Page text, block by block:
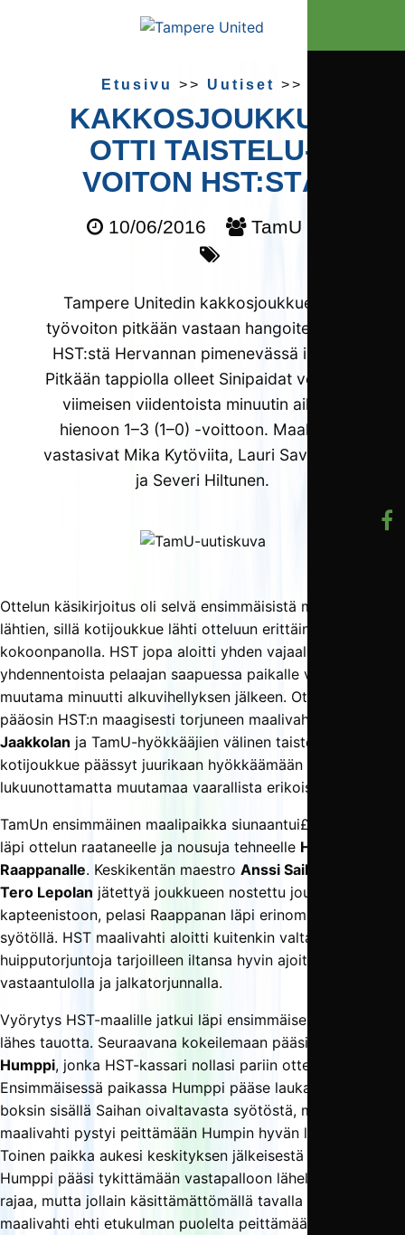
Etusivu >> Uutiset >>
KAKKOSJOUKKUE
OTTI TAISTELU­
VOITON HST:STÄ
10/06/2016 TamU 2
Tampere Unitedin kakkosjoukkue otti
työvoiton pitkään vastaan hangoitelleesta
HST:stä Hervannan pimenevässä illassa.
Pitkään tappiolla olleet Sinipaidat venyivät
viimeisen viidentoista minuutin aikana
hienoon 1–3 (1–0) -voittoon. Maaleista
vastasivat Mika Kytöviita, Lauri Savolainen
ja Severi Hiltunen.
Ottelun käsikirjoitus oli selvä ensimmäisistä minuuteista
lähtien, sillä kotijoukkue lähti otteluun erittäin kapealla
kokoonpanolla. HST jopa aloitti yhden vajaalla
yhdennentoista pelaajan saapuessa paikalle vasta
muutama minuutti alkuvihellyksen jälkeen. Ottelusta tuli
pääosin HST:n maagisesti torjuneen maalivahti
Jaakkolan ja TamU-hyökkääjien välinen taistelu, eikä
kotijoukkue päässyt juurikaan hyökkäämään
lukuunottamatta muutamaa vaarallista erikoistilannetta.
TamUn ensimmäinen maalipaikka siunaantui£ loistavasti
läpi ottelun raataneelle ja nousuja tehneelle Heikki
Raappanalle. Keskikentän maestro Anssi Saiha
Tero Lepolan jätettyä joukkueen nostettu joukkueen
kapteenistoon, pelasi Raappanan läpi erinomaisella
syötöllä. HST maalivahti aloitti kuitenkin valtavan määrän
huipputorjuntoja tarjoilleen iltansa hyvin ajoitetulla
vastaantulolla ja jalkatorjunnalla.
Vyörytys HST-maalille jatkui läpi ensimmäisen puoliajan
lähes tauotta. Seuraavana kokeilemaan pääsi
Humppi, jonka HST-kassari nollasi pariin otteeseen.
Ensimmäisessä paikassa Humppi pääse laukaisupaikkaan
boksin sisällä Saihan oivaltavasta syötöstä, mutta
maalivahti pystyi peittämään Humpin hyvän laukauksen.
Toinen paikka aukesi keskityksen jälkeisestä karapallosta:
Humppi pääsi tykittämään vastapalloon läheltä vitosen
rajaa, mutta jollain käsittämättömällä tavalla HST-
maalivahti ehti etukulman puolelta peittämään tulisen